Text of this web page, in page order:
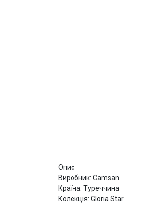
Опис
Виробник: Camsan
Країна: Туреччина
Колекція: Gloria Star